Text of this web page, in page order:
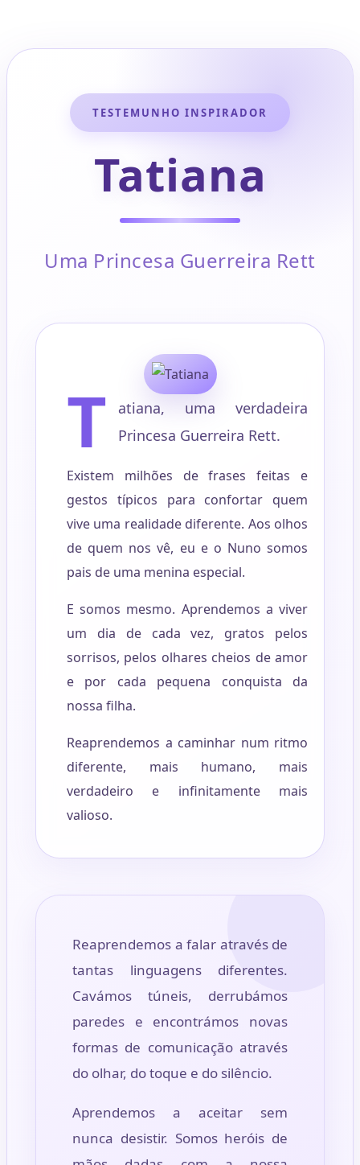
TESTEMUNHO INSPIRADOR
Tatiana
Uma Princesa Guerreira Rett
T
atiana, uma verdadeira
Princesa Guerreira Rett.
Existem milhões de frases feitas e
gestos típicos para confortar quem
vive uma realidade diferente. Aos olhos
de quem nos vê, eu e o Nuno somos
pais de uma menina especial.
E somos mesmo. Aprendemos a viver
um dia de cada vez, gratos pelos
sorrisos, pelos olhares cheios de amor
e por cada pequena conquista da
nossa filha.
Reaprendemos a caminhar num ritmo
diferente, mais humano, mais
verdadeiro e infinitamente mais
valioso.
Reaprendemos a falar através de
tantas linguagens diferentes.
Cavámos túneis, derrubámos
paredes e encontrámos novas
formas de comunicação através
do olhar, do toque e do silêncio.
Aprendemos a aceitar sem
nunca desistir. Somos heróis de